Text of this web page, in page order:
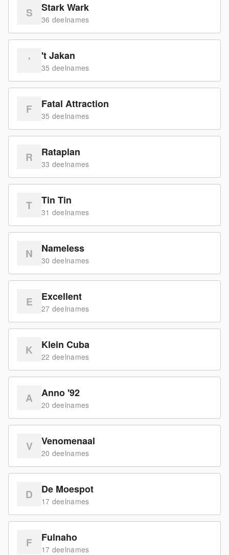
S Stark Wark
36 deelnames
' 't Jakan
35 deelnames
F Fatal Attraction
35 deelnames
R Rataplan
33 deelnames
T Tin Tin
31 deelnames
N Nameless
30 deelnames
E Excellent
27 deelnames
K Klein Cuba
22 deelnames
A Anno '92
20 deelnames
V Venomenaal
20 deelnames
D De Moespot
17 deelnames
F Fulnaho
17 deelnames